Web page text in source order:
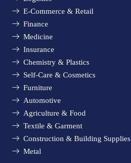
E-Commerce & Retail
Finance
Medicine
Insurance
Chemistry & Plastics
Self-Care & Cosmetics
Furniture
Automotive
Agriculture & Food
Textile & Garment
Construction & Building Supplies
Metal